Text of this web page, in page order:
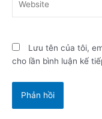
Lưu tên của tôi,
cho lần bình luận kế